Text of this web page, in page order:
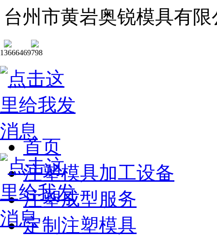
台州市黄岩奥锐模具有限
首页
注塑模具加工设备
注塑成型服务
定制注塑模具
13666469798